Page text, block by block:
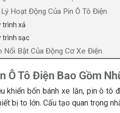
Hoạt Động Của Pin Ô Tô Điện
trình xả
trình sạc
Nổi Bật Của Động Cơ Xe Điện
Ô Tô Điện Bao Gồm
khiển bốn bánh xe lăn, pin ô
bị to lớn. Cấu tạo quan trọng